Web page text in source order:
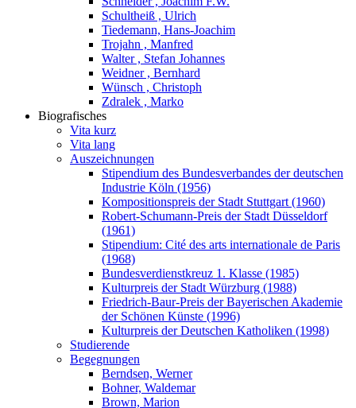
Schultheiß , Ulrich
Tiedemann, Hans-Joachim
Trojahn , Manfred
Walter , Stefan Johannes
Weidner , Bernhard
Wünsch , Christoph
Zdralek , Marko
Biografisches
Vita kurz
Vita lang
Auszeichnungen
Stipendium des Bundesverbandes der deutschen
Industrie Köln (1956)
Kompositionspreis der Stadt Stuttgart (1960)
Robert-Schumann-Preis der Stadt Düsseldorf
(1961)
Stipendium: Cité des arts internationale de Paris
(1968)
Bundesverdienstkreuz 1. Klasse (1985)
Kulturpreis der Stadt Würzburg (1988)
Friedrich-Baur-Preis der Bayerischen Akademie
der Schönen Künste (1996)
Kulturpreis der Deutschen Katholiken (1998)
Studierende
Begegnungen
Berndsen, Werner
Bohner, Waldemar
Brown, Marion